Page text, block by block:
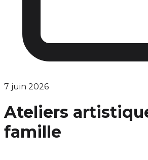
7 juin 2026
Ateliers
famille